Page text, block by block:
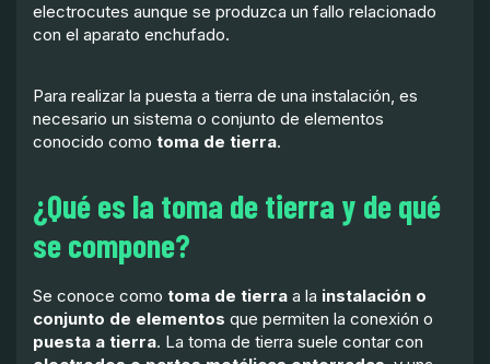
electrocutes aunque se produzca un fallo relacionado
con el aparato enchufado.
Para realizar la puesta a tierra de una instalación, es
necesario un sistema o conjunto de elementos
conocido como toma de tierra.
¿Qué es la toma de tierra y de qué
se compone?
Se conoce como toma de tierra a la instalación o
conjunto de elementos que permiten la conexión o
puesta a tierra. La toma de tierra suele contar con